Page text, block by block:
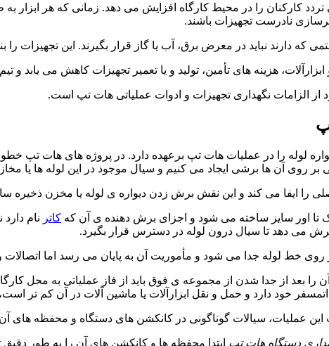
تردد کارکنان را در محیط کارگاه افزایش می دهد. زمانی که هر
نادرست تجهیزات باشند.
که دارند نباید در معرض برق، آب یا گاز قرار بگیرند. این تجهیزات
هزینه های تأمین، تولید و یا تعمیر تجهیزات کاهش می یابد
از الزامات نگهداری تجهیزات و ادوات عملیاتی هات تپ است.
لوله را در عملیات هات تپ برعهده دارد. در پروژه های هات تپ
آن ها برشی ایجاد می کنیم و سیال موجود در این لوله ها یا
را ایفا می کند و این نقش برش زدن دیواره ی لوله یا مخزن ذخیره
تا اور سایز ساخته می شود و اجزای برش دهنده ی آن که کاتر نام
می دهد تا سیال درون لوله در دسترس قرار بگیرد.
روی خط لوله جدا می شود و مأموریت آن به پایان می رسد اما
را بعد از جدا شدن از مجموعه ی فوق باید از فاز عملیاتی به محل
خود دارد و حمل و نقل ابزارآلات یا ماشین آلات در آن کم تر
عملیات، سیالات گوناگونی در کانکشن های دستگاه و محفظه های
دستگاه هات تپ ابتدا محفظه ها و کانکشن های آن را به طور